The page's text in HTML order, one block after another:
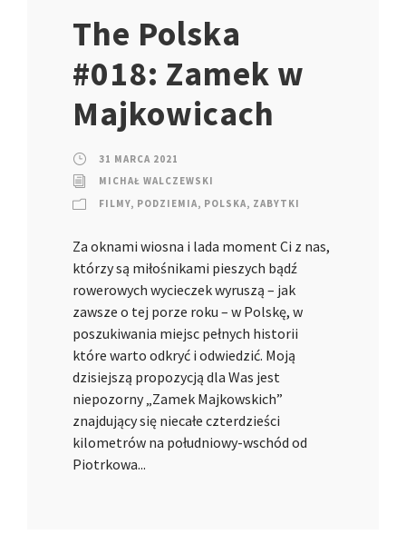
The Polska
#018: Zamek w
Majkowicach
31 MARCA 2021
MICHAŁ WALCZEWSKI
FILMY, PODZIEMIA, POLSKA, ZABYTKI
Za oknami wiosna i lada moment Ci z nas,
którzy są miłośnikami pieszych bądź
rowerowych wycieczek wyruszą – jak
zawsze o tej porze roku – w Polskę, w
poszukiwania miejsc pełnych historii
które warto odkryć i odwiedzić. Moją
dzisiejszą propozycją dla Was jest
niepozorny „Zamek Majkowskich”
znajdujący się niecałe czterdzieści
kilometrów na południowy-wschód od
Piotrkowa...